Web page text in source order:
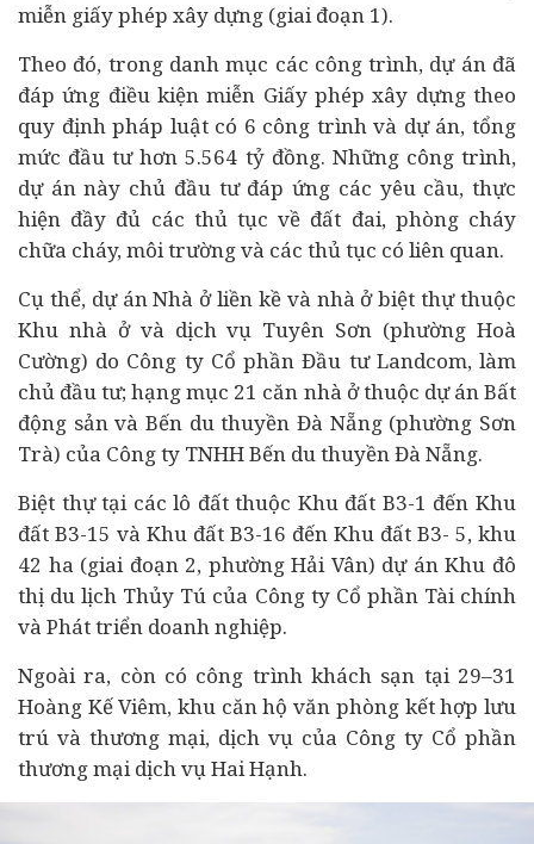
miễn giấy phép xây dựng (giai đoạn 1).
Theo đó, trong danh mục các công trình, dự án đã
đáp ứng điều kiện miễn Giấy phép xây dựng theo
quy định pháp luật có 6 công trình và dự án, tổng
mức đầu tư hơn 5.564 tỷ đồng. Những công trình,
dự án này chủ đầu tư đáp ứng các yêu cầu, thực
hiện đầy đủ các thủ tục về đất đai, phòng cháy
chữa cháy, môi trường và các thủ tục có liên quan.
Cụ thể, dự án Nhà ở liền kề và nhà ở biệt thự thuộc
Khu nhà ở và dịch vụ Tuyên Sơn (phường Hoà
Cường) do Công ty Cổ phần Đầu tư Landcom, làm
chủ đầu tư; hạng mục 21 căn nhà ở thuộc dự án Bất
động sản và Bến du thuyền Đà Nẵng (phường Sơn
Trà) của Công ty TNHH Bến du thuyền Đà Nẵng.
Biệt thự tại các lô đất thuộc Khu đất B3-1 đến Khu
đất B3-15 và Khu đất B3-16 đến Khu đất B3- 5, khu
42 ha (giai đoạn 2, phường Hải Vân) dự án Khu đô
thị du lịch Thủy Tú của Công ty Cổ phần Tài chính
và Phát triển doanh nghiệp.
Ngoài ra, còn có công trình khách sạn tại 29–31
Hoàng Kế Viêm, khu căn hộ văn phòng kết hợp lưu
trú và thương mại, dịch vụ của Công ty Cổ phần
thương mại dịch vụ Hai Hạnh.